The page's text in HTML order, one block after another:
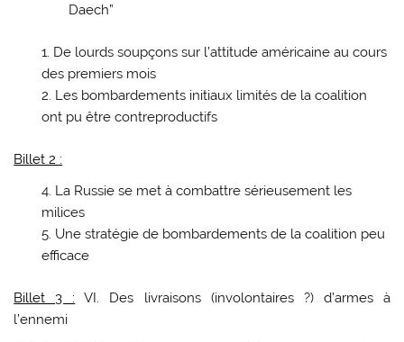
Daech”
De lourds soupçons sur l’attitude américaine au cours
des premiers mois
Les bombardements initiaux limités de la coalition
ont pu être contreproductifs
Billet 2 :
La Russie se met à combattre sérieusement les
milices
Une stratégie de bombardements de la coalition peu
efficace
Billet 3 : VI. Des livraisons (involontaires ?) d’armes à
l’ennemi